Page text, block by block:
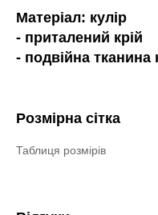
Матеріал: кулір
- приталений крій
- подвійна тканина
Розмірна сітка
Таблиця розмірів